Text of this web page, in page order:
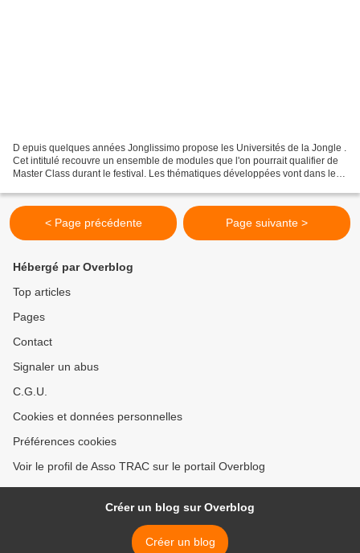
D epuis quelques années Jonglissimo propose les Universités de la Jongle .
Cet intitulé recouvre un ensemble de modules que l'on pourrait qualifier de
Master Class durant le festival. Les thématiques développées vont dans le
< Page précédente Page suivante >
Hébergé par Overblog
Top articles
Pages
Contact
Signaler un abus
C.G.U.
Cookies et données personnelles
Préférences cookies
Voir le profil de Asso TRAC sur le portail Overblog
Créer un blog sur Overblog
Créer un blog